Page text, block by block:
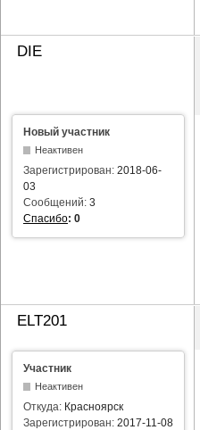
DIE
Новый участник
Неактивен
Зарегистрирован: 2018-06-
03
Сообщений: 3
Спасибо: 0
ELT201
Участник
Неактивен
Откуда: Красноярск
Зарегистрирован: 2017-11-08